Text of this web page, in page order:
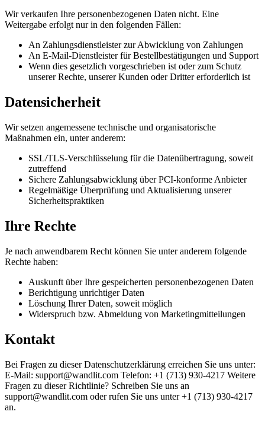
Wir verkaufen Ihre personenbezogenen Daten nicht. Eine
Weitergabe erfolgt nur in den folgenden Fällen:
An Zahlungsdienstleister zur Abwicklung von Zahlungen
An E-Mail-Dienstleister für Bestellbestätigungen und Support
Wenn dies gesetzlich vorgeschrieben ist oder zum Schutz
unserer Rechte, unserer Kunden oder Dritter erforderlich ist
Datensicherheit
Wir setzen angemessene technische und organisatorische
Maßnahmen ein, unter anderem:
SSL/TLS-Verschlüsselung für die Datenübertragung, soweit
zutreffend
Sichere Zahlungsabwicklung über PCI-konforme Anbieter
Regelmäßige Überprüfung und Aktualisierung unserer
Sicherheitspraktiken
Ihre Rechte
Je nach anwendbarem Recht können Sie unter anderem folgende
Rechte haben:
Auskunft über Ihre gespeicherten personenbezogenen Daten
Berichtigung unrichtiger Daten
Löschung Ihrer Daten, soweit möglich
Widerspruch bzw. Abmeldung von Marketingmitteilungen
Kontakt
Bei Fragen zu dieser Datenschutzerklärung erreichen Sie uns unter:
E-Mail: support@wandlit.com Telefon: +1 (713) 930-4217 Weitere
Fragen zu dieser Richtlinie? Schreiben Sie uns an
support@wandlit.com oder rufen Sie uns unter +1 (713) 930-4217
an.